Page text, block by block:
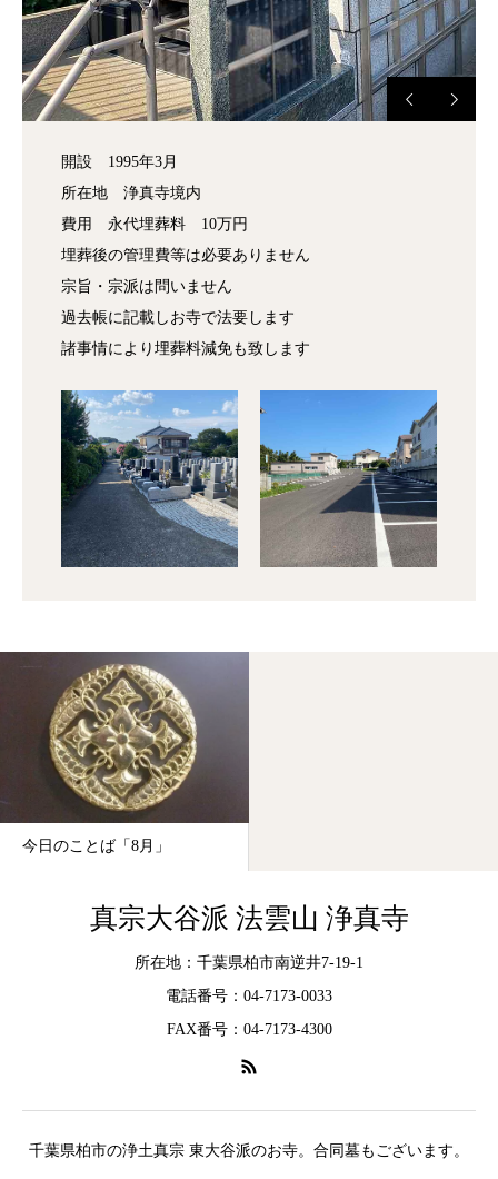
開設 1995年3月
所在地 浄真寺境内
費用 永代埋葬料 10万円
埋葬後の管理費等は必要ありません
宗旨・宗派は問いません
過去帳に記載しお寺で法要します
諸事情により埋葬料減免も致します
今日のことば「8月」
真宗大谷派 法雲山 浄真寺
所在地：千葉県柏市南逆井7-19-1
電話番号：04-7173-0033
FAX番号：04-7173-4300
千葉県柏市の浄土真宗 東大谷派のお寺。合同墓もございます。